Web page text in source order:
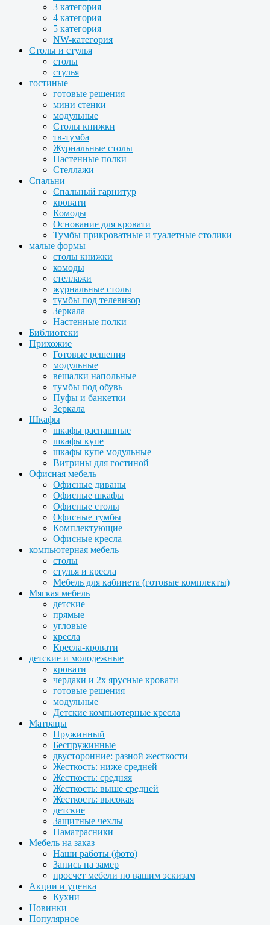
3 категория
4 категория
5 категория
NW-категория
Столы и стулья
столы
стулья
гостиные
готовые решения
мини стенки
модульные
Столы книжки
тв-тумба
Журнальные столы
Настенные полки
Стеллажи
Спальни
Спальный гарнитур
кровати
Комоды
Основание для кровати
Тумбы прикроватные и туалетные столики
малые формы
столы книжки
комоды
стеллажи
журнальные столы
тумбы под телевизор
Зеркала
Настенные полки
Библиотеки
Прихожие
Готовые решения
модульные
вешалки напольные
тумбы под обувь
Пуфы и банкетки
Зеркала
Шкафы
шкафы распашные
шкафы купе
шкафы купе модульные
Витрины для гостиной
Офисная мебель
Офисные диваны
Офисные шкафы
Офисные столы
Офисные тумбы
Комплектующие
Офисные кресла
компьютерная мебель
столы
стулья и кресла
Мебель для кабинета (готовые комплекты)
Мягкая мебель
детские
прямые
угловые
кресла
Кресла-кровати
детские и молодежные
кровати
чердаки и 2х ярусные кровати
готовые решения
модульные
Детские компьютерные кресла
Матрацы
Пружинный
Беспружинные
двусторонние: разной жесткости
Жесткость: ниже средней
Жесткость: средняя
Жесткость: выше средней
Жесткость: высокая
детские
Защитные чехлы
Наматрасники
Мебель на заказ
Наши работы (фото)
Запись на замер
просчет мебели по вашим эскизам
Акции и уценка
Кухни
Новинки
Популярное